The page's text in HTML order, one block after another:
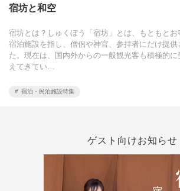
宿坊と和空
宿坊とは？しゅくぼう「宿坊」とは、もともと
宿泊施設を指し、僧侶や神官、参拝者にだけ提供
た。現在は、国内外からの一般観光客も積極的
えてきてい…
宿泊・民泊施設特集
ゲスト向けお知らせ